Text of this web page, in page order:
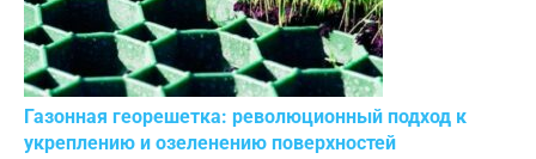
Газонная георешетка: революционный подход к
укреплению и озеленению поверхностей